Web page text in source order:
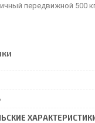
передвижной 500 кг